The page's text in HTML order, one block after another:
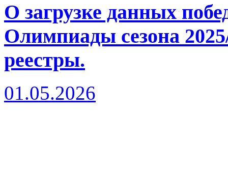
О загрузке данных
Олимпиады сезона
реестры.
01.05.2026